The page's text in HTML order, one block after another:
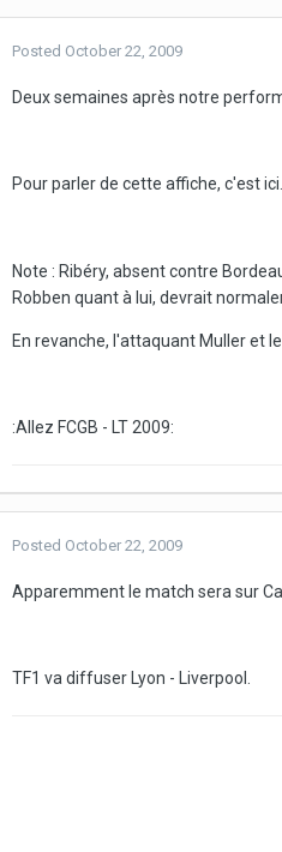
Posted October 22, 2009
Deux semaines après notre
Pour parler de cette affiche, c'est ici.
Note : Ribéry, absent contre
Robben quant à lui, devrait
En revanche, l'attaquant Muller et
:Allez FCGB - LT 2009:
Posted October 22, 2009
Apparemment le match sera sur
TF1 va diffuser Lyon - Liverpool.